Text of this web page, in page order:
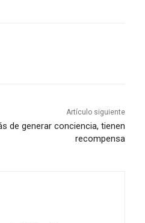
Artículo siguiente
de generar conciencia, tienen
recompensa